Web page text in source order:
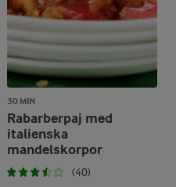
30 MIN
Rabarberpaj med
italienska
mandelskorpor
(40)